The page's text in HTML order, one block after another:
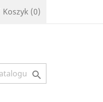
Koszyk (0)
